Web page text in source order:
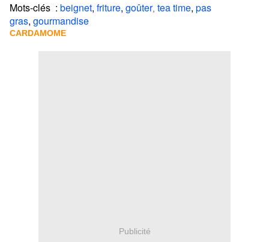
Mots-clés : beignet, friture, goûter, tea time, pas
gras, gourmandise
CARDAMOME
Publicité